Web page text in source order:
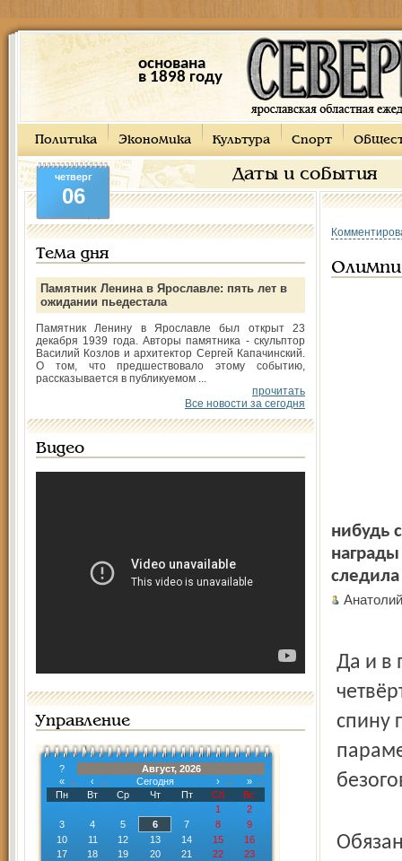
основана
в 1898 году
Политика Экономика Культура Спорт
Даты и события
четверг
06
Тема дня
Памятник Ленина в Ярославле: пять лет в
ожидании пьедестала
Памятник Ленину в Ярославле был открыт 23
декабря 1939 года. Авторы памятника - скульптор
Василий Козлов и архитектор Сергей Капачинский.
О том, что предшествовало этому событию,
рассказывается в публикуемом ...
прочитать
Все новости за сегодня
Видео
Управление
?
Август, 2026
«
‹ Сегодня ›
»
Пн
Вт Ср Чт Пт Сб
Вс
1
2
3
4 5 6 7 8
9
10
11 12 13 14 15
16
17
18 19 20 21 22
23
нибудь
следила
Да и в
спину